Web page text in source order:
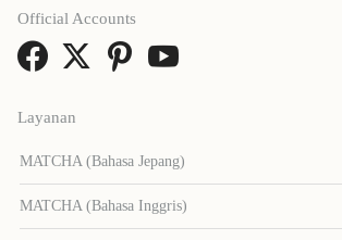
Layanan
MATCHA (Bahasa Jepang)
MATCHA (Bahasa Inggris)
Official Accounts